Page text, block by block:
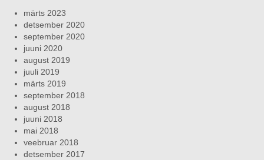
märts 2023
detsember 2020
september 2020
juuni 2020
august 2019
juuli 2019
märts 2019
september 2018
august 2018
juuni 2018
mai 2018
veebruar 2018
detsember 2017